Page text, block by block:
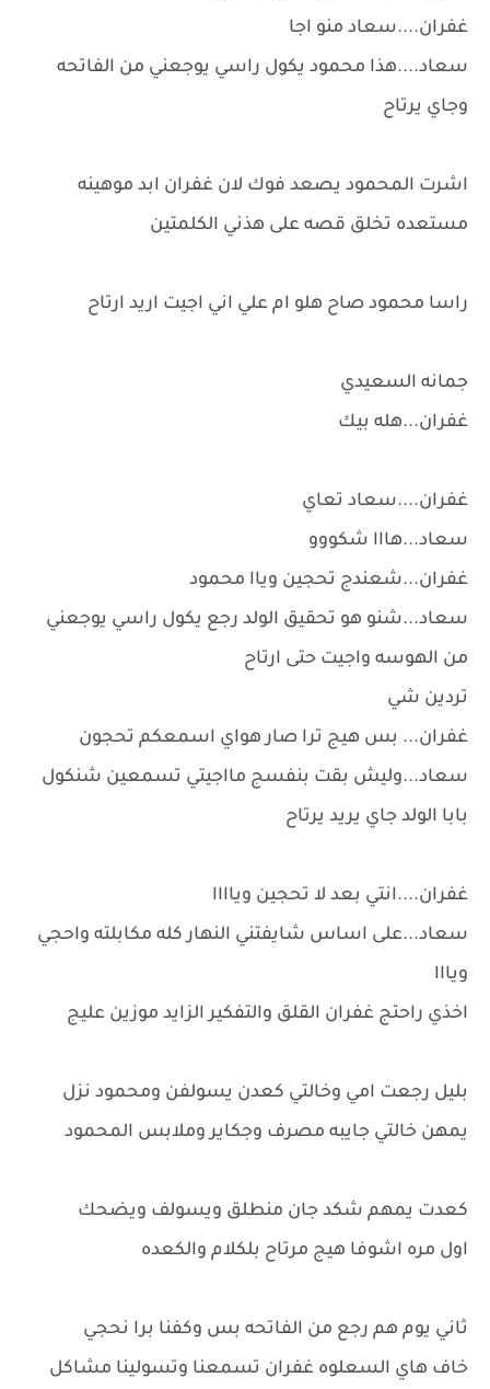
غفران....سعاد منو اجا
سعاد....هذا محمود يكول راسي يوجعني من الفاتحه
وجاي يرتاح
اشرت المحمود يصعد فوك لان غفران ابد موهينه
مستعده تخلق قصه على هذني الكلمتين
راسا محمود صاح هلو ام علي اني اجيت اريد ارتاح
جمانه السعيدي
غفران...هله بيك
غفران....سعاد تعاي
سعاد...هااا شكووو
غفران...شعندج تحجين وياا محمود
سعاد...شنو هو تحقيق الولد رجع يكول راسي يوجعني
من الهوسه واجيت حتى ارتاح
تردين شي
غفران... بس هيج ترا صار هواي اسمعكم تحجون
سعاد...وليش بقت بنفسج مااجيتي تسمعين شنكول
بابا الولد جاي يريد يرتاح
غفران....انتي بعد لا تحجين وياااا
سعاد...على اساس شايفتني النهار كله مكابلته واحجي
ويااا
اخذي راحتج غفران القلق والتفكير الزايد موزين عليج
بليل رجعت امي وخالتي كعدن يسولفن ومحمود نزل
يمهن خالتي جايبه مصرف وجكاير وملابس المحمود
كعدت يمهم شكد جان منطلق ويسولف ويضحك
اول مره اشوفا هيج مرتاح بلكلام والكعده
ثاني يوم هم رجع من الفاتحه بس وكفنا برا نحجي
خاف هاي السعلوه غفران تسمعنا وتسولينا مشاكل